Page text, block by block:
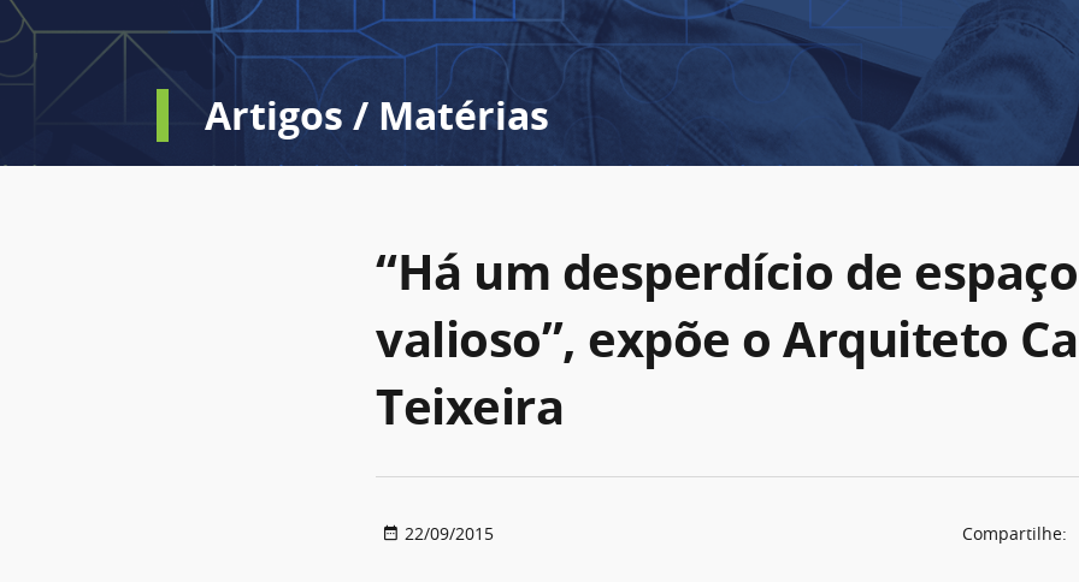
Artigos / Matérias
“Há um desperdício de espaço
valioso”, expõe o Arquiteto
Teixeira
22/09/2015 Compartilhe: